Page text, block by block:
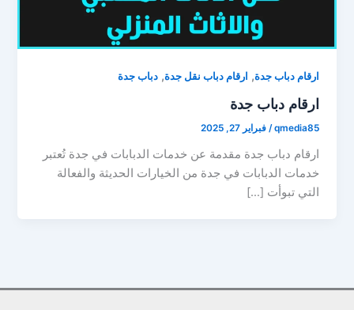
ارقام دباب جدة, ارقام دباب نقل جدة,دباب جدة
ارقام دباب جدة
qmedia85
/فبراير 27, 2025
ارقام دباب جدة مقدمة عن خدمات الدبابات في جدة تُعتبر
خدمات الدبابات في جدة من الخيارات الحديثة والفعالة
التي تبوأت […]